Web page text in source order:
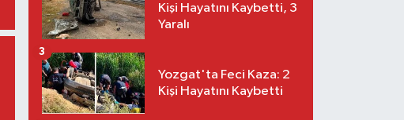
Kişi Hayatını Kaybetti, 3
Yaralı
Yozgat'ta Feci Kaza: 2
Kişi Hayatını Kaybetti
3